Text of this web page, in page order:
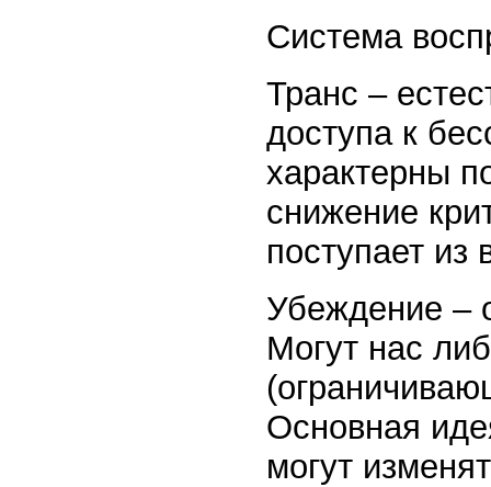
Система
Транс –
доступа к
характерны
снижение
поступает из
Убеждение –
Могут нас
Основная
могут